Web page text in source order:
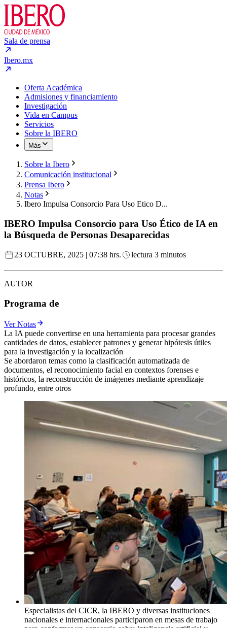
Sala de prensa
Ibero.mx
Oferta Académica
Admisiones y financiamiento
Investigación
Vida en Campus
Servicios
Sobre la IBERO
Más
Sobre la Ibero
Comunicación institucional
Prensa Ibero
Notas
Ibero Impulsa Consorcio Para Uso Etico D...
IBERO Impulsa Consorcio para Uso Ético de IA en
la Búsqueda de Personas Desaparecidas
23 OCTUBRE, 2025 | 07:38 hrs. lectura 3 minutos
AUTOR
Programa de
Ver Notas
La IA puede convertirse en una herramienta para procesar grandes
cantidades de datos, establecer patrones y generar hipótesis útiles
para la investigación y la localización
Se abordaron temas como la clasificación automatizada de
documentos, el reconocimiento facial en contextos forenses e
históricos, la reconstrucción de imágenes mediante aprendizaje
profundo, entre otros
Especialistas del CICR, la IBERO y diversas instituciones
nacionales e internacionales participaron en mesas de trabajo